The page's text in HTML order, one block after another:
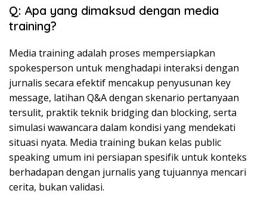
Q: Apa yang dimaksud dengan media
training?
Media training adalah proses mempersiapkan
spokesperson untuk menghadapi interaksi dengan
jurnalis secara efektif mencakup penyusunan key
message, latihan Q&A dengan skenario pertanyaan
tersulit, praktik teknik bridging dan blocking, serta
simulasi wawancara dalam kondisi yang mendekati
situasi nyata. Media training bukan kelas public
speaking umum ini persiapan spesifik untuk konteks
berhadapan dengan jurnalis yang tujuannya mencari
cerita, bukan validasi.